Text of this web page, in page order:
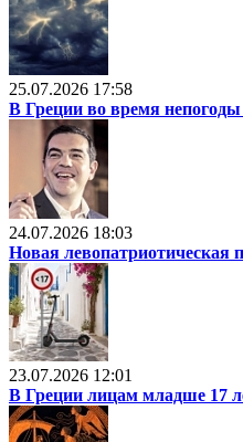
25.07.2026 17:58
В Греции во время
24.07.2026 18:03
Новая левопатриотическая
23.07.2026 12:01
В Греции лицам младше 17